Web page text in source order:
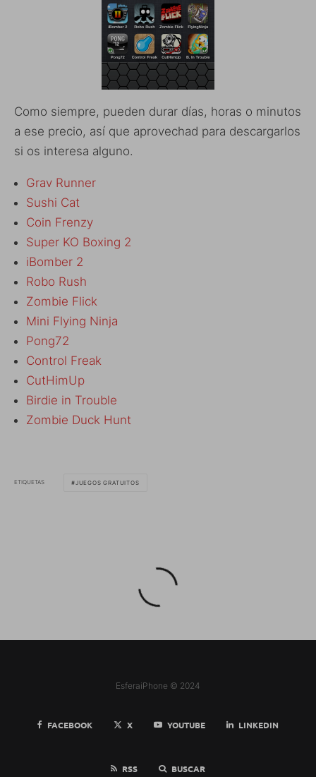
Como siempre, pueden durar días, horas o minutos
a ese precio, así que aprovechad para descargarlos
si os interesa alguno.
Grav Runner
Sushi Cat
Coin Frenzy
Super KO Boxing 2
iBomber 2
Robo Rush
Zombie Flick
Mini Flying Ninja
Pong72
Control Freak
CutHimUp
Birdie in Trouble
Zombie Duck Hunt
ETIQUETAS JUEGOS GRATUITOS
EsferaiPhone © 2024
FACEBOOK X YOUTUBE LINKEDIN
RSS BUSCAR